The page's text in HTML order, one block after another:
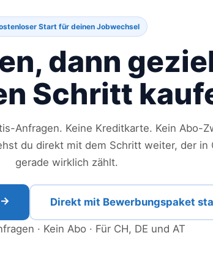
Start für deinen Jobwechsel
dann
Schritt
Anfragen. Keine Kreditkarte. Kein Abo-
du direkt mit dem Schritt weiter, der in
gerade wirklich zählt.
→ Direkt mit Bewerbungspaket
· Kein Abo · Für CH, DE und AT